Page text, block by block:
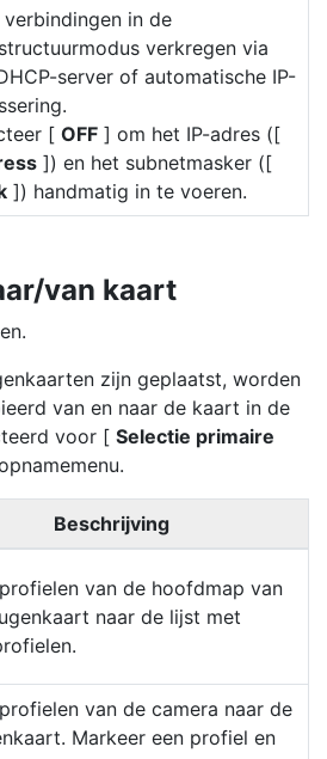
in de
verkregen via
server of automatische IP-
[ OFF ] om het IP-adres ([
]) en het subnetmasker ([
]) handmatig in te voeren.
van kaart
zijn geplaatst, worden
van en naar de kaart in de
voor [ Selectie primaire
Beschrijving
van de hoofdmap van
naar de lijst met
van de camera naar de
Markeer een profiel en